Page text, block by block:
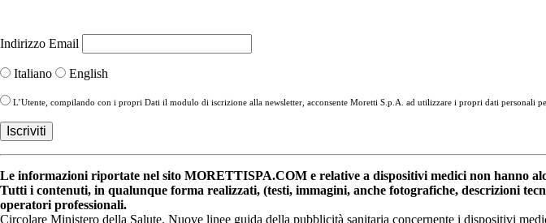
Indirizzo Email
Italiano English
L’Utente, compilando con i propri Dati il modulo di iscrizione alla newsletter, acconsente Moretti S.p.A. ad utilizzare i propri dati personali
Le informazioni riportate nel sito MORETTISPA.COM e relative a dispositivi medici non hanno
Tutti i contenuti, in qualunque forma realizzati, (testi, immagini, anche fotografiche, descrizioni
operatori professionali.
Circolare Ministero della Salute. Nuove linee guida della pubblicità sanitaria concernente i dispositivi